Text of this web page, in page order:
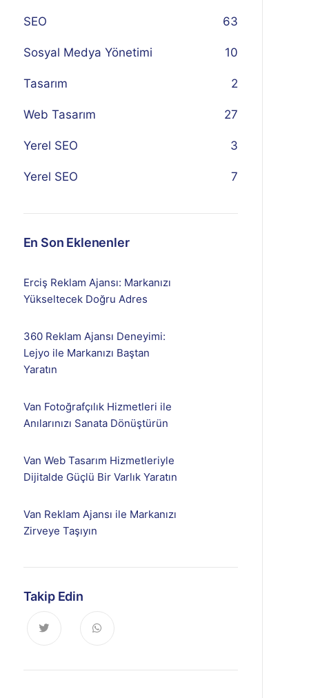
SEO 63
Sosyal Medya Yönetimi 10
Tasarım 2
Web Tasarım 27
Yerel SEO 3
Yerel SEO 7
En Son Eklenenler
Erciş Reklam Ajansı: Markanızı
Yükseltecek Doğru Adres
360 Reklam Ajansı Deneyimi:
Lejyo ile Markanızı Baştan
Yaratın
Van Fotoğrafçılık Hizmetleri ile
Anılarınızı Sanata Dönüştürün
Van Web Tasarım Hizmetleriyle
Dijitalde Güçlü Bir Varlık Yaratın
Van Reklam Ajansı ile Markanızı
Zirveye Taşıyın
Takip Edin